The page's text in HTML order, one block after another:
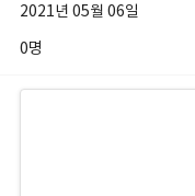
2021년 05월 06일
0명